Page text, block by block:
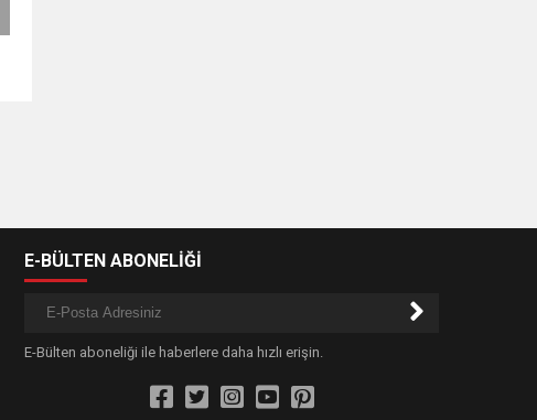
E-BÜLTEN ABONELİĞİ
E-Bülten aboneliği ile haberlere daha hızlı erişin.